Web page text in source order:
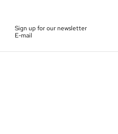
Sign up for our newsletter
E-mail